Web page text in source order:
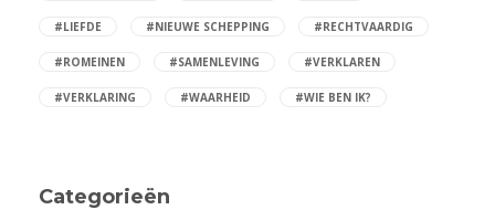
#LIEFDE #NIEUWE SCHEPPING #RECHTVAARDIG
#ROMEINEN #SAMENLEVING #VERKLAREN
#VERKLARING #WAARHEID #WIE BEN IK?
Categorieën